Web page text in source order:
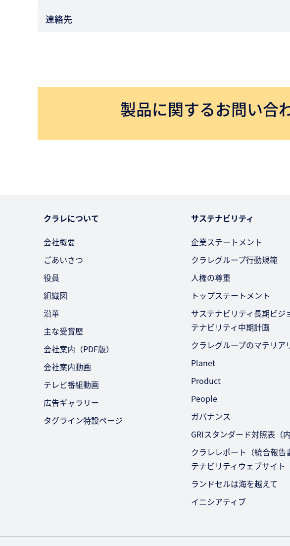
連絡先
製品に関するお問い合
クラレについて
会社概要
ごあいさつ
役員
組織図
沿革
主な受賞歴
会社案内（PDF版）
会社案内動画
テレビ番組動画
広告ギャラリー
タグライン特設ページ
サステナビリティ
企業ステートメント
クラレグループ行動規範
人権の尊重
トップステートメント
サステナビリティ長期ビジ
テナビリティ中期計画
クラレグループのマテリア
Planet
Product
People
ガバナンス
GRIスタンダード対照表（内
クラレレポート（統合報告
テナビリティウェブサイト
ランドセルは海を越えて
イニシアティブ